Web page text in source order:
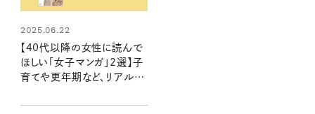
2025.06.22
【40代以降の女性に読んで
ほしい「女子マンガ」2選】子
育てや更年期など、リアルな